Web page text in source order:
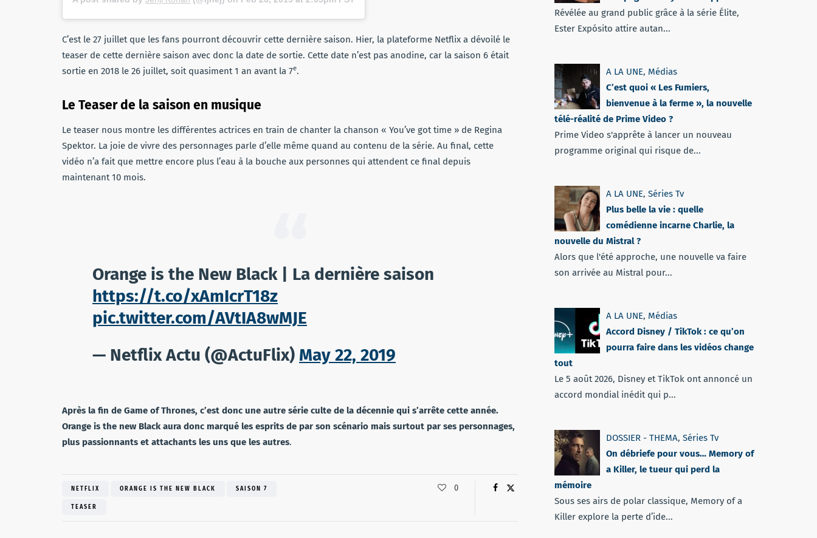
C’est le 27 juillet que les fans pourront découvrir cette dernière saison. Hier, la plateforme Netflix a dévoilé le
teaser de cette dernière saison avec donc la date de sortie. Cette date n’est pas anodine, car la saison 6 était
sortie en 2018 le 26 juillet, soit quasiment 1 an avant la 7e.
Le Teaser de la saison en musique
Le teaser nous montre les différentes actrices en train de chanter la chanson « You’ve got time » de Regina
Spektor. La joie de vivre des personnages parle d’elle même quand au contenu de la série. Au final, cette
vidéo n’a fait que mettre encore plus l’eau à la bouche aux personnes qui attendent ce final depuis
maintenant 10 mois.
Orange is the New Black | La dernière saison
https://t.co/xAmIcrT18z
pic.twitter.com/AVtIA8wMJE
— Netflix Actu (@ActuFlix) May 22, 2019
Après la fin de Game of Thrones, c’est donc une autre série culte de la décennie qui s’arrête cette année.
Orange is the new Black aura donc marqué les esprits de par son scénario mais surtout par ses personnages,
plus passionnants et attachants les uns que les autres.
NETFLIX ORANGE IS THE NEW BLACK SAISON 7
TEASER
0
Révélée au grand public grâce à la série Élite,
Ester Expósito attire autan...
A LA UNE, Médias
C’est quoi « Les Fumiers,
bienvenue à la ferme », la nouvelle
télé-réalité de Prime Video ?
Prime Video s'apprête à lancer un nouveau
programme original qui risque de...
A LA UNE, Séries Tv
Plus belle la vie : quelle
comédienne incarne Charlie, la
nouvelle du Mistral ?
Alors que l'été approche, une nouvelle va faire
son arrivée au Mistral pour...
A LA UNE, Médias
Accord Disney / TikTok : ce qu’on
pourra faire dans les vidéos change
tout
Le 5 août 2026, Disney et TikTok ont annoncé un
accord mondial inédit qui p...
DOSSIER - THEMA, Séries Tv
On débriefe pour vous… Memory of
a Killer, le tueur qui perd la
mémoire
Sous ses airs de polar classique, Memory of a
Killer explore la perte d’ide...